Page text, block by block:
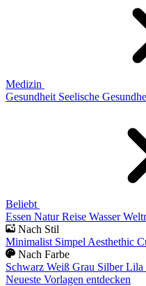
Medizin
Gesundheit Seelische
Beliebt
Essen Natur Reise Wasser
Nach Stil
Minimalist Simpel Aesthethic
Nach Farbe
Schwarz Weiß Grau Silber Lila
Neueste Vorlagen entdecken